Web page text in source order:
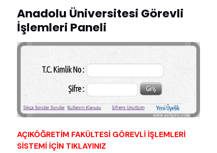
Anadolu Üniversitesi Görevli
İşlemleri Paneli
AÇIKÖĞRETİM FAKÜLTESİ GÖREVLİ İŞLEMLERİ
SİSTEMİ İÇİN TIKLAYINIZ